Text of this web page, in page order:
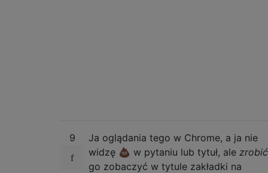
9
Ja oglądania tego w Chrome, a ja nie
widzę 💩 w pytaniu lub tytuł, ale zrobić
go zobaczyć w tytule zakładki na